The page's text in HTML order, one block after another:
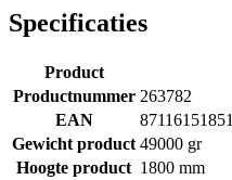
Specificaties
Product
Productnummer 263782
EAN
Gewicht product 49000 gr
Hoogte product 1800 mm